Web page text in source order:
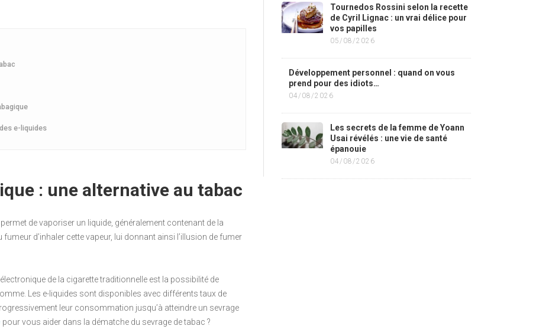
e-liquides
: une alternative au tabac
de vaporiser un liquide, généralement contenant de la
d’inhaler cette vapeur, lui donnant ainsi l’illusion de fumer
de la cigarette traditionnelle est la possibilité de
Les e-liquides sont disponibles avec différents taux de
leur consommation jusqu’à atteindre un sevrage
pour vous aider dans la dématche du sevrage de tabac ?
Tournedos Rossini selon la recette
de Cyril Lignac : un vrai délice pour
vos papilles
05/08/2026
Développement personnel : quand on vous
prend pour des idiots…
04/08/2026
Les secrets de la femme de Yoann
Usai révélés : une vie de santé
épanouie
04/08/2026